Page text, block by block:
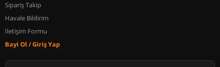
Sipariş Takip
Havale Bildirim
İletişim Formu
Bayi Ol / Giriş Yap